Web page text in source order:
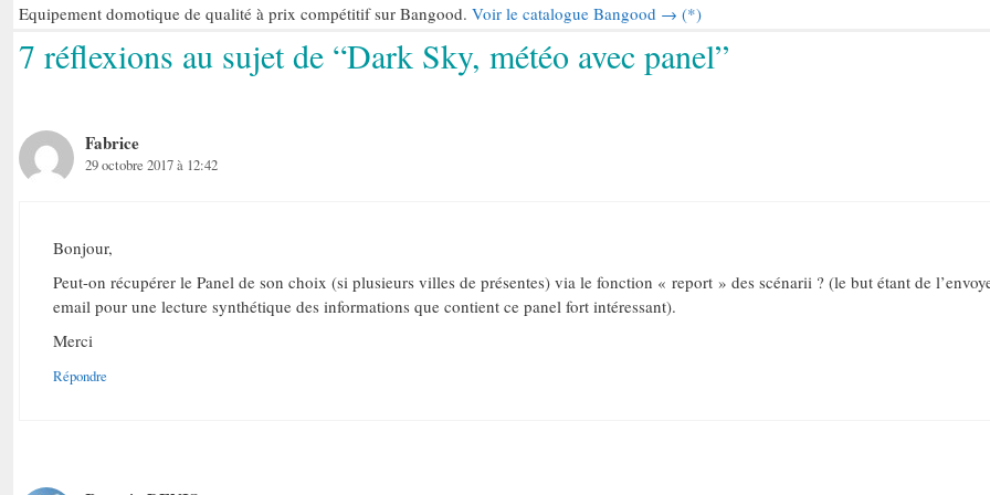
Equipement domotique de qualité à prix compétitif sur Bangood. Voir le catalogue Bangood → (*)
7 réflexions au sujet de “Dark Sky, météo avec panel”
Fabrice
29 octobre 2017 à 12:42
Bonjour,
Peut-on récupérer le Panel de son choix (si plusieurs villes de présentes) via le fonction « report » des scénarii ? (le but étant de
email pour une lecture synthétique des informations que contient ce panel fort intéressant).
Merci
Répondre